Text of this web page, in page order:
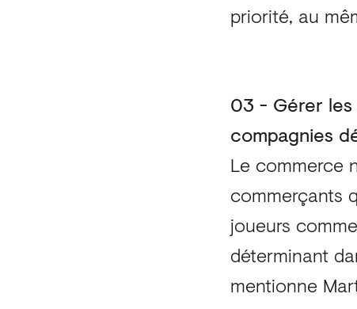
priorité, au
03 - Gérer les
compagnies
Le commerce
commerçants
joueurs
déterminant
mentionne